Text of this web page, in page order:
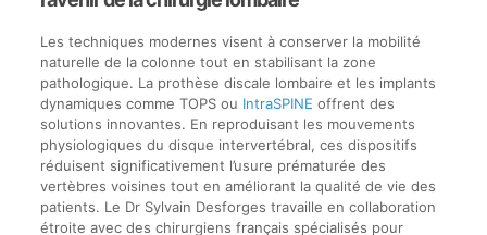
Les techniques modernes visent à conserver la mobilité
naturelle de la colonne tout en stabilisant la zone
pathologique. La prothèse discale lombaire et les implants
dynamiques comme TOPS ou IntraSPINE offrent des
solutions innovantes. En reproduisant les mouvements
physiologiques du disque intervertébral, ces dispositifs
réduisent significativement l’usure prématurée des
vertèbres voisines tout en améliorant la qualité de vie des
patients. Le Dr Sylvain Desforges travaille en collaboration
étroite avec des chirurgiens français spécialisés pour